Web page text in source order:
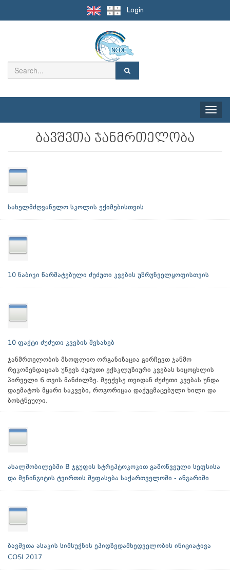
Login
Toggle
ბავშვთა ჯანმრთელობა
სახელმძღვანელო სკოლის ექიმებისთვის
10 ნაბიჯი წარმატებული ძუძუთი კვების უზრუნველყოფისთვის
10 ფაქტი ძუძუთი კვების შესახებ
ჯანმრთელობის მსოფლიო ორგანიზაცია გირჩევთ ჯანმო
რეკომენდაციას უწევს ძუძუთი ექსკლუზიური კვებას სიცოცხლის
პირველი 6 თვის მანძილზე. მეექვსე თვიდან ძუძუთი კვებას უნდა
დაემატოს მყარი საკვები, როგორიცაა დაქუცმაცებული ხილი და
ბოსტნეული.
ახალშობილებში B ჯგუფის სტრეპტოკოკით გამოწვეული სეფსისა
და მენინგიტის ტვირთის შეფასება საქართველოში - ანგარიში
ბავშვთა ასაკის სიმსუქნის ეპიდზედამხედველობის ინიციატივა
COSI 2017